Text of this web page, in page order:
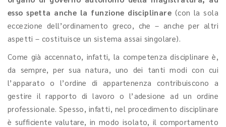
esso spetta anche la funzione disciplinare (con la sola
eccezione dell’ordinamento greco, che – anche per altri
aspetti – costituisce un sistema assai singolare).
Come già accennato, infatti, la competenza disciplinare è,
da sempre, per sua natura, uno dei tanti modi con cui
l’apparato o l’ordine di appartenenza contribuiscono a
gestire il rapporto di lavoro o l’adesione ad un ordine
professionale. Spesso, infatti, nel procedimento disciplinare
è sufficiente valutare, in modo isolato, il comportamento